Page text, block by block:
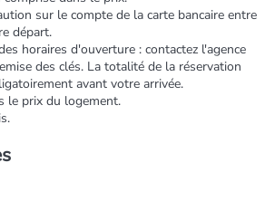
sur le compte de la carte bancaire entre
départ.
horaires d'ouverture : contactez l'agence
des clés. La totalité de la réservation
avant votre arrivée.
le prix du logement.